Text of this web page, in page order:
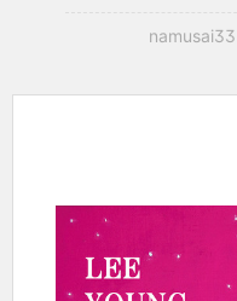
namusai33